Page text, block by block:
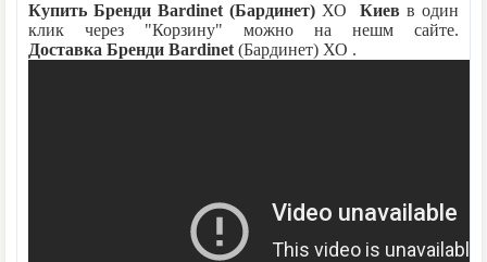
Рейтинг:4/5.
Купить Бренди Bardinet (Бардинет) ХО Киев в один
клик через "Корзину" можно на нешм сайте.
Доставка Бренди Bardinet (Бардинет) ХО .